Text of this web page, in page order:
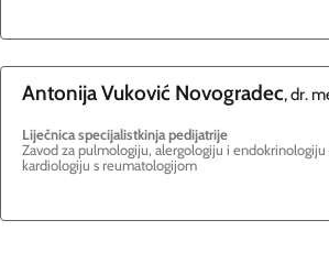
AntonijaVuković Novogradec, dr.
Liječnica specijalistkinja pedijatrije
Zavod za pulmologiju, alergologiju i endokrinologiju
kardiologiju s reumatologijom